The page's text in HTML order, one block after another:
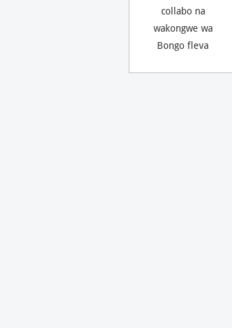
collabo na
wakongwe wa
Bongo fleva